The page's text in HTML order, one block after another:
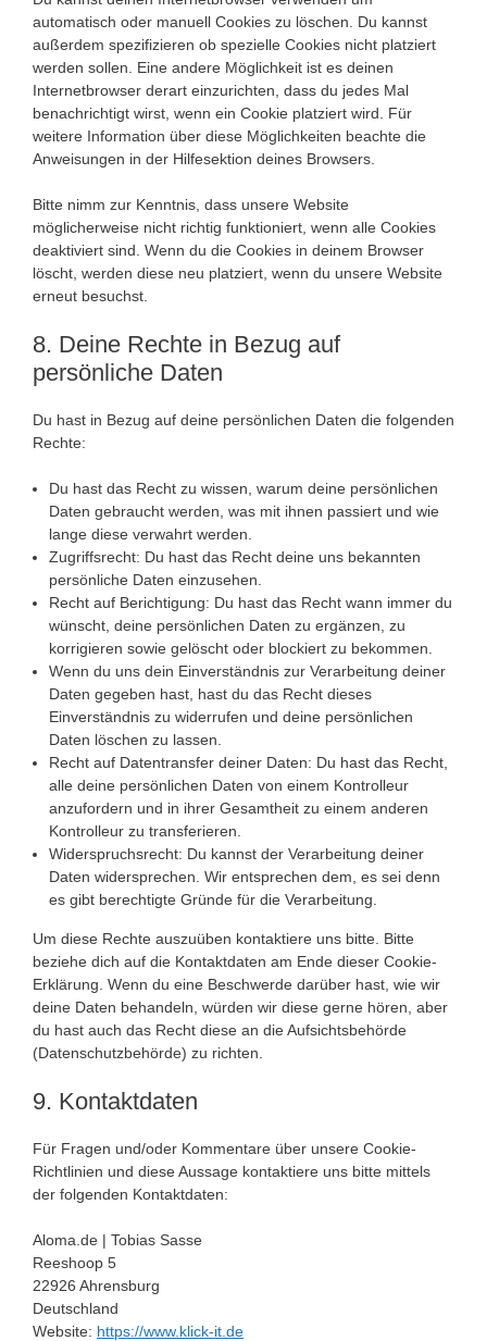
automatisch oder manuell Cookies zu löschen. Du kannst
außerdem spezifizieren ob spezielle Cookies nicht platziert
werden sollen. Eine andere Möglichkeit ist es deinen
Internetbrowser derart einzurichten, dass du jedes Mal
benachrichtigt wirst, wenn ein Cookie platziert wird. Für
weitere Information über diese Möglichkeiten beachte die
Anweisungen in der Hilfesektion deines Browsers.
Bitte nimm zur Kenntnis, dass unsere Website
möglicherweise nicht richtig funktioniert, wenn alle Cookies
deaktiviert sind. Wenn du die Cookies in deinem Browser
löscht, werden diese neu platziert, wenn du unsere Website
erneut besuchst.
8. Deine Rechte in Bezug auf
persönliche Daten
Du hast in Bezug auf deine persönlichen Daten die folgenden
Rechte:
Du hast das Recht zu wissen, warum deine persönlichen
Daten gebraucht werden, was mit ihnen passiert und wie
lange diese verwahrt werden.
Zugriffsrecht: Du hast das Recht deine uns bekannten
persönliche Daten einzusehen.
Recht auf Berichtigung: Du hast das Recht wann immer du
wünscht, deine persönlichen Daten zu ergänzen, zu
korrigieren sowie gelöscht oder blockiert zu bekommen.
Wenn du uns dein Einverständnis zur Verarbeitung deiner
Daten gegeben hast, hast du das Recht dieses
Einverständnis zu widerrufen und deine persönlichen
Daten löschen zu lassen.
Recht auf Datentransfer deiner Daten: Du hast das Recht,
alle deine persönlichen Daten von einem Kontrolleur
anzufordern und in ihrer Gesamtheit zu einem anderen
Kontrolleur zu transferieren.
Widerspruchsrecht: Du kannst der Verarbeitung deiner
Daten widersprechen. Wir entsprechen dem, es sei denn
es gibt berechtigte Gründe für die Verarbeitung.
Um diese Rechte auszuüben kontaktiere uns bitte. Bitte
beziehe dich auf die Kontaktdaten am Ende dieser Cookie-
Erklärung. Wenn du eine Beschwerde darüber hast, wie wir
deine Daten behandeln, würden wir diese gerne hören, aber
du hast auch das Recht diese an die Aufsichtsbehörde
(Datenschutzbehörde) zu richten.
9. Kontaktdaten
Für Fragen und/oder Kommentare über unsere Cookie-
Richtlinien und diese Aussage kontaktiere uns bitte mittels
der folgenden Kontaktdaten:
Aloma.de | Tobias Sasse
Reeshoop 5
22926 Ahrensburg
Deutschland
Website: https://www.klick-it.de